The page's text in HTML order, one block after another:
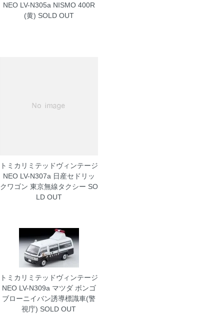
NEO LV-N305a NISMO 400R
(黄) SOLD OUT
トミカリミテッドヴィンテージ
NEO LV-N307a 日産セドリッ
クワゴン 東京無線タクシー SO
LD OUT
トミカリミテッドヴィンテージ
NEO LV-N309a マツダ ボンゴ
ブローニイバン誘導標識車(警
視庁) SOLD OUT